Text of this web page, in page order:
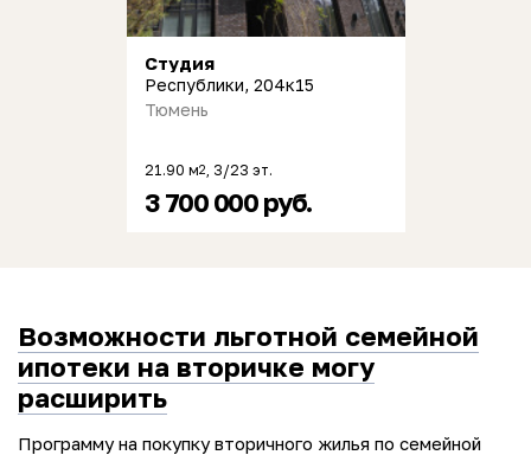
Студия
Республики, 204к15
Тюмень
21.90 м2 , 3/23 эт.
3 700 000 руб.
Возможности льготной семейной
ипотеки на вторичке могу
расширить
Программу на покупку вторичного жилья по семейной